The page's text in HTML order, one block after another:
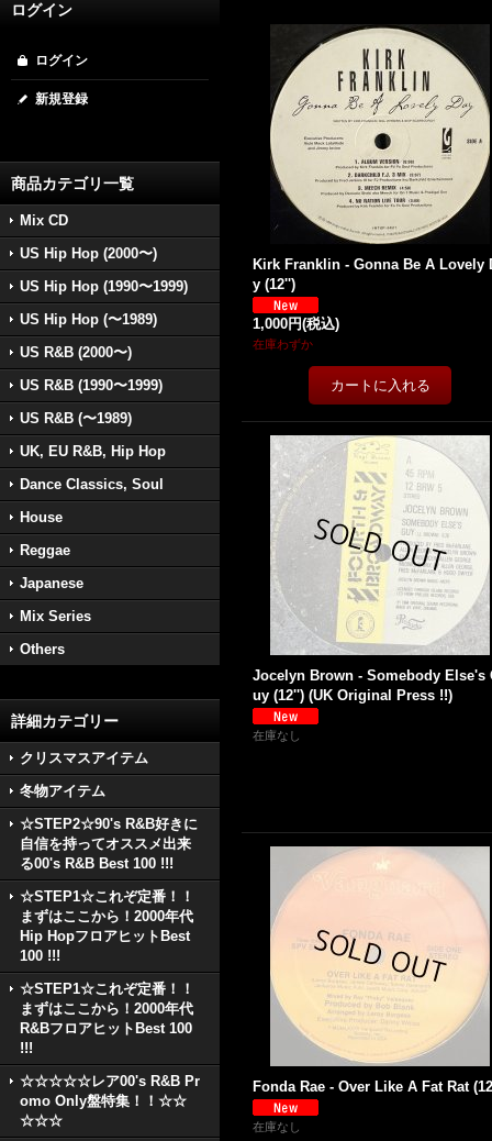
ログイン
ログイン
新規登録
商品カテゴリ一覧
Mix CD
US Hip Hop (2000〜)
US Hip Hop (1990〜1999)
US Hip Hop (〜1989)
US R&B (2000〜)
US R&B (1990〜1999)
US R&B (〜1989)
UK, EU R&B, Hip Hop
Dance Classics, Soul
House
Reggae
Japanese
Mix Series
Others
詳細カテゴリー
クリスマスアイテム
冬物アイテム
☆STEP2☆90's R&B好きに
自信を持ってオススメ出来
る00's R&B Best 100 !!!
☆STEP1☆これぞ定番！！
まずはここから！2000年代
Hip HopフロアヒットBest
100 !!!
☆STEP1☆これぞ定番！！
まずはここから！2000年代
R&BフロアヒットBest 100
!!!
☆☆☆☆☆レア00's R&B Pr
omo Only盤特集！！☆☆
☆☆☆
Kirk Franklin - Gonna Be A Lovely
y (12'')
1,000円(税込)
在庫わずか
Jocelyn Brown - Somebody Else's
uy (12'') (UK Original Press !!)
在庫なし
Fonda Rae - Over Like A Fat Rat
在庫なし